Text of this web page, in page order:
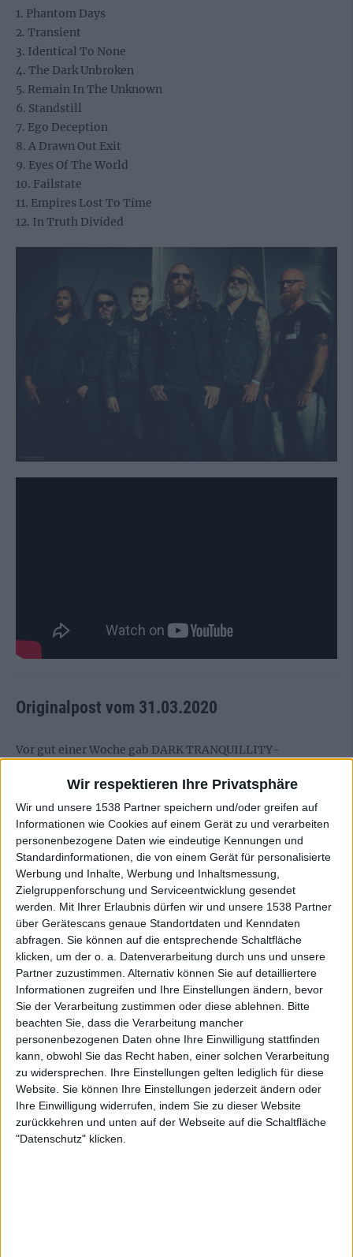
Wir respektieren Ihre Privatsphäre
Wir und unsere 1538 Partner speichern und/oder greifen auf
Informationen wie Cookies auf einem Gerät zu und verarbeiten
personenbezogene Daten wie eindeutige Kennungen und
Standardinformationen, die von einem Gerät für personalisierte
Werbung und Inhalte, Werbung und Inhaltsmessung,
Zielgruppenforschung und Serviceentwicklung gesendet
werden.
Mit Ihrer Erlaubnis dürfen wir und unsere 1538 Partner
über Gerätescans genaue Standortdaten und Kenndaten
abfragen. Sie können auf die entsprechende Schaltfläche
klicken, um der o. a. Datenverarbeitung durch uns und unsere
Partner zuzustimmen. Alternativ können Sie auf detailliertere
Informationen zugreifen und Ihre Einstellungen ändern, bevor
Sie der Verarbeitung zustimmen oder diese ablehnen.
Bitte
beachten Sie, dass die Verarbeitung mancher
personenbezogenen Daten ohne Ihre Einwilligung stattfinden
kann, obwohl Sie das Recht haben, einer solchen Verarbeitung
zu widersprechen. Ihre Einstellungen gelten lediglich für diese
Website. Sie können Ihre Einstellungen jederzeit ändern oder
Ihre Einwilligung widerrufen, indem Sie zu dieser Website
zurückkehren und unten auf der Webseite auf die Schaltfläche
"Datenschutz" klicken.
1. Phantom Days
2. Transient
3. Identical To None
4. The Dark Unbroken
5. Remain In The Unknown
6. Standstill
7. Ego Deception
8. A Drawn Out Exit
9. Eyes Of The World
10. Failstate
11. Empires Lost To Time
12. In Truth Divided
Originalpost vom 31.03.2020
Vor gut einer Woche gab DARK TRANQUILLITY-
Band bekannt . Viele Vermutungen gingen bereits in diese
Richtung, da Sundin sich schon seit 2016 eine Auszeit
gönnte und live seitdem nicht mehr präsent war.Das
Debütseines SoloprojektsMITOCHONDRIAL SUN, das sich
musikalisch fernab des Metal bewegt, trug auch dazu bei,
dass der nun offizielle Ausstieg für viele nicht
überraschend kam.
Genau so wenig überraschend kommt nun die Nachricht,
dass die langjährigen Mitglieder des Live-Ensembles,
Johan Reinholdz (ANDROMEDA) und Christopher Amott
(u.a. ex-ARCH ENEMY ) zu offiziellen Bandmitgliedern
erklärt wurden. Damit können DARK TRANQUILLITY,
erstmals seit dem Ausstieg von Martin Henriksson im Jahr
2016, wieder mit einer echten Doppelspitze an der Gitarre
aufwarten.
Neben den beiden Neuzugängen kündigt Sänger Mikael
Stanne auf der offiziellen Facebook-Seite der Band auch
den Nachfolger von „Atoma“ an. Die Aufnahmen zum